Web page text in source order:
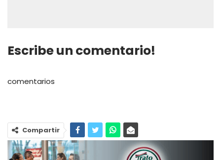
Escribe un comentario!
comentarios
Compartir